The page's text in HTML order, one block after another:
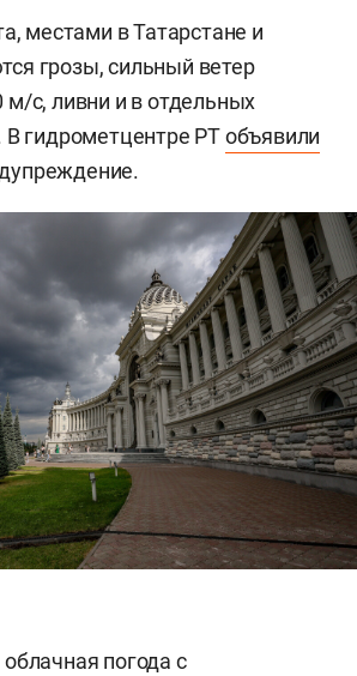
местами в Татарстане и
грозы, сильный ветер
c, ливни и в отдельных
В гидрометцентре РТобъявили
погода с